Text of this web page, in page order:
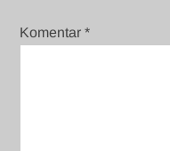
Komentar*